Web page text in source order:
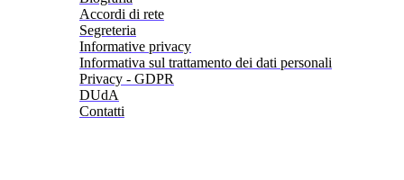
Accordi di rete
Segreteria
Informative privacy
Informativa sul trattamento dei dati personali
Privacy - GDPR
DUdA
Contatti